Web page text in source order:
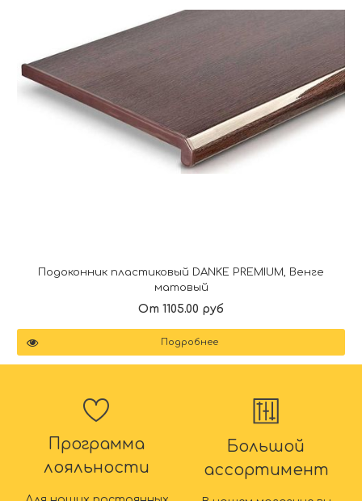
Подоконник пластиковый DANKE PREMIUM, Венге
матовый
От 1105.00 руб
Подробнее
Программа
лояльности
Большой
ассортимент